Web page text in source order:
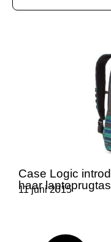
Case Logic
haar
11 juni 2015